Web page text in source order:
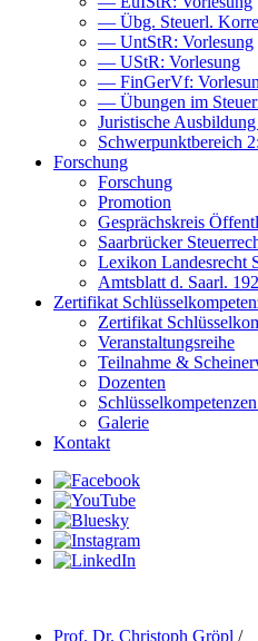
— Übg. Steuerl.
— UntStR: Vorlesung
— UStR: Vorlesung
— FinGerVf:
— Übungen im
Juristische
Schwerpunktbereich
Forschung
Forschung
Promotion
Gesprächskreis
Saarbrücker
Lexikon Landesrecht
Amtsblatt d. Saarl.
Zertifikat
Zertifikat
Veranstaltungsreihe
Teilnahme &
Dozenten
Galerie
Kontakt
Prof. Dr. Christoph Gröpl /